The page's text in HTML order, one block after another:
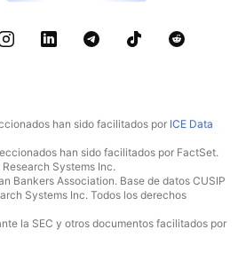
han sido facilitados por ICE Data
han sido facilitados por FactSet.
Systems Inc.
Bankers Association. Base de datos CUSIP
Systems Inc. Todos los derechos
la SEC y otros documentos facilitados por